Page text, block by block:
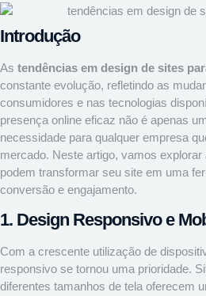
Introdução
As tendências em design de sites
constante evolução, refletindo as
consumidores e nas tecnologias
presença online eficaz não é apenas
necessidade para qualquer empresa
mercado. Neste artigo, vamos
podem transformar seu site em uma
conversão e engajamento.
1. Design Responsivo e
Com a crescente utilização de
responsivo se tornou uma prioridade.
diferentes tamanhos de tela oferecem